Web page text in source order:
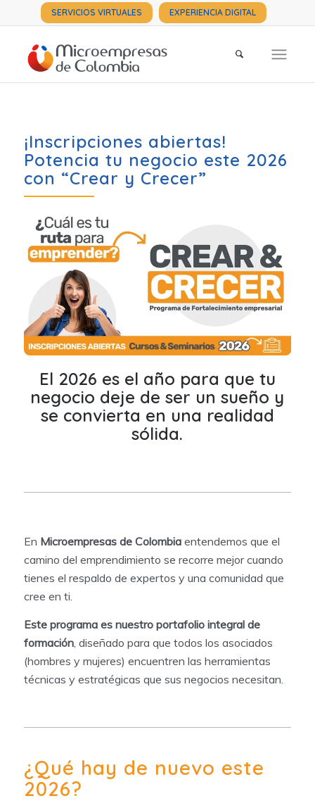
SERVICIOS VIRTUALES EXPERIENCIA DIGITAL
¡Inscripciones abiertas!
Potencia tu negocio este 2026
con “Crear y Crecer”
El 2026 es el año para que tu
negocio deje de ser un sueño y
se convierta en una realidad
sólida.
En Microempresas de Colombiaentendemos que el
camino del emprendimiento se recorre mejor cuando
tienes el respaldo de expertos y una comunidad que
cree en ti.
Este programa es nuestro portafolio integral de
formación, diseñado para que todos los asociados
(hombres y mujeres) encuentren las herramientas
técnicas y estratégicas que sus negocios necesitan.
¿Qué hay de nuevo este
2026?